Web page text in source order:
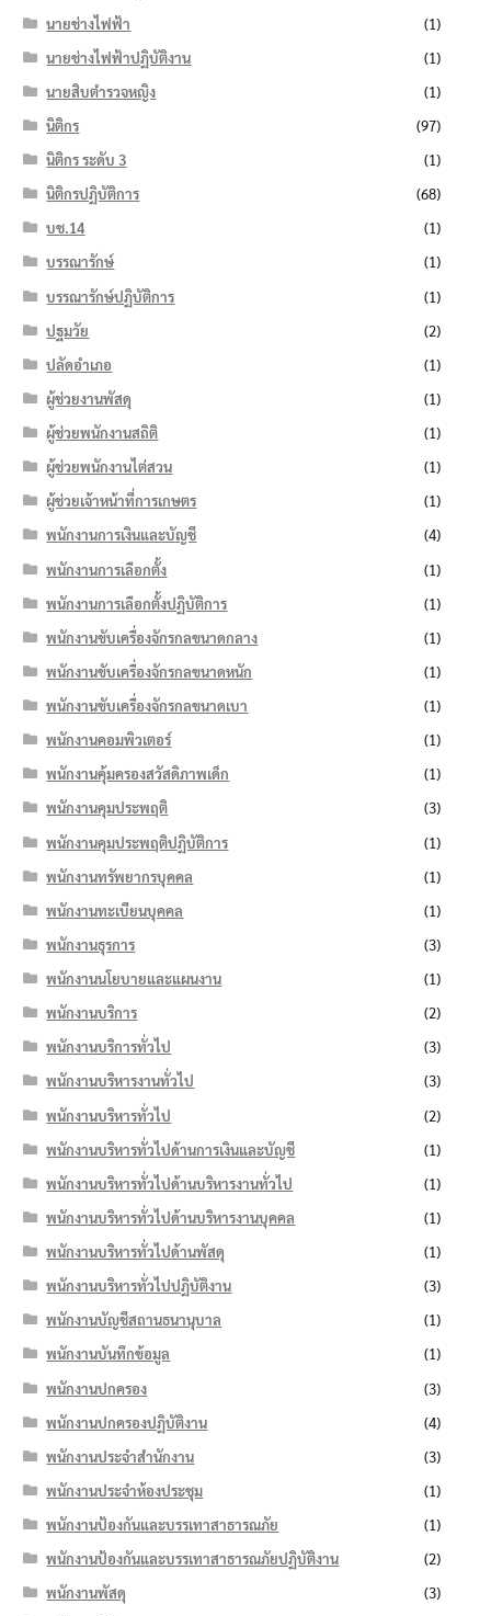
นายช่างไฟฟ้า
(1)
นายช่างไฟฟ้าปฏิบัติงาน
(1)
นายสิบตำรวจหญิง
(1)
นิติกร
(97)
นิติกร ระดับ 3
(1)
นิติกรปฏิบัติการ
(68)
บช.14
(1)
บรรณารักษ์
(1)
บรรณารักษ์ปฏิบัติการ
(1)
ปฐมวัย
(2)
ปลัดอำเภอ
(1)
ผู้ช่วยงานพัสดุ
(1)
ผู้ช่วยพนักงานสถิติ
(1)
ผู้ช่วยพนักงานไต่สวน
(1)
ผู้ช่วยเจ้าหน้าที่การเกษตร
(1)
พนักงานการเงินและบัญชี
(4)
พนักงานการเลือกตั้ง
(1)
พนักงานการเลือกตั้งปฏิบัติการ
(1)
พนักงานขับเครื่องจักรกลขนาดกลาง
(1)
พนักงานขับเครื่องจักรกลขนาดหนัก
(1)
พนักงานขับเครื่องจักรกลขนาดเบา
(1)
พนักงานคอมพิวเตอร์
(1)
พนักงานคุ้มครองสวัสดิภาพเด็ก
(1)
พนักงานคุมประพฤติ
(3)
พนักงานคุมประพฤติปฏิบัติการ
(1)
พนักงานทรัพยากรบุคคล
(1)
พนักงานทะเบียนบุคคล
(1)
พนักงานธุรการ
(3)
พนักงานนโยบายและแผนงาน
(1)
พนักงานบริการ
(2)
พนักงานบริการทั่วไป
(3)
พนักงานบริหารงานทั่วไป
(3)
พนักงานบริหารทั่วไป
(2)
พนักงานบริหารทั่วไปด้านการเงินและบัญชี
(1)
พนักงานบริหารทั่วไปด้านบริหารงานทั่วไป
(1)
พนักงานบริหารทั่วไปด้านบริหารงานบุคคล
(1)
พนักงานบริหารทั่วไปด้านพัสดุ
(1)
พนักงานบริหารทั่วไปปฏิบัติงาน
(3)
พนักงานบัญชีสถานธนานุบาล
(1)
พนักงานบันทึกข้อมูล
(1)
พนักงานปกครอง
(3)
พนักงานปกครองปฏิบัติงาน
(4)
พนักงานประจำสำนักงาน
(3)
พนักงานประจำห้องประชุม
(1)
พนักงานป้องกันและบรรเทาสาธารณภัย
(1)
พนักงานป้องกันและบรรเทาสาธารณภัยปฏิบัติงาน
(2)
พนักงานพัสดุ
(3)